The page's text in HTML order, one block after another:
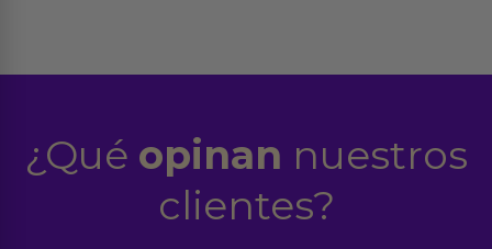
¿Qué opinan nuestros
clientes?